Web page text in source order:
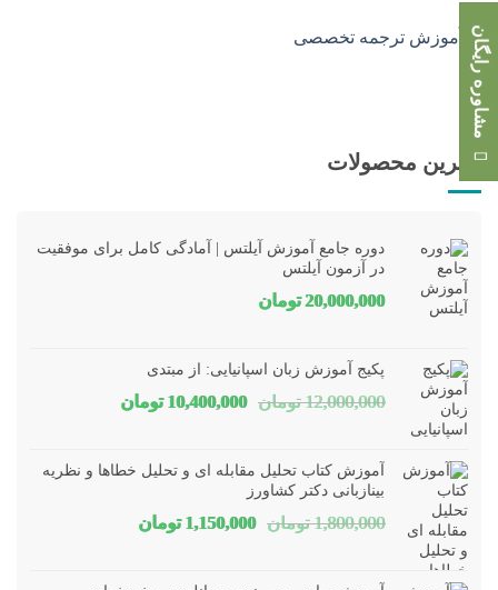
بهترین محصولات
دوره جامع آموزش آیلتس | آمادگی کامل برای موفقیت
در آزمون آیلتس
20,000,000 تومان
پکیج آموزش زبان اسپانیایی: از مبتدی
12,000,000 تومان قیمت
بود.
10,400,000 تومانقیمت
است.
آموزش کتاب تحلیل مقابله ای و تحلیل خطاها و نظریه
بینازبانی دکتر کشاورز
1,800,000 تومان قیمت
1,150,000 تومانقیمت
مشاوره رایگان